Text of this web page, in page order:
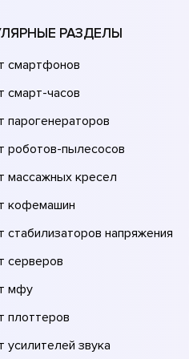
РАЗДЕЛЫ
смартфонов
смарт-часов
парогенераторов
роботов-пылесосов
массажных кресел
кофемашин
стабилизаторов напряжения
серверов
мфу
плоттеров
усилителей звука